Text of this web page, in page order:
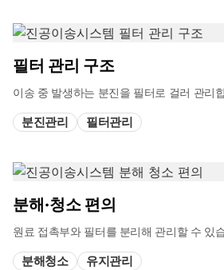
필터 관리 구조
이송 중 발생하는 분진을 필터로 걸러 관리
분진관리 필터관리
분해·청소 편의
원료 접촉부와 필터를 분리해 관리할 수 있
분해청소 유지관리